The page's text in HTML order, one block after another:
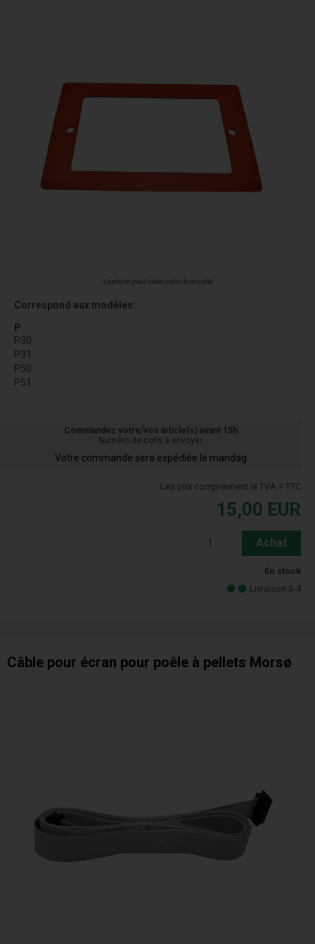
La photo peut varier selon le modèle
Correspond aux modèles:
P
P30
P31
P50
P51
Commandez votre/vos article(s) avant 15h
Numéro de colis à envoyer
Votre commande sera expédiée le mandag
Les prix comprennent la TVA = TTC
15,00 EUR
Achat
En stock
Livraison 3-4
Câble pour écran pour poêle à pellets Morsø